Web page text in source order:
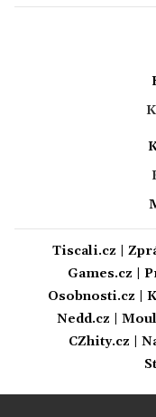
Tiscali.cz
Games.cz
Osobnosti.cz
Nedd.cz
CZhity.cz